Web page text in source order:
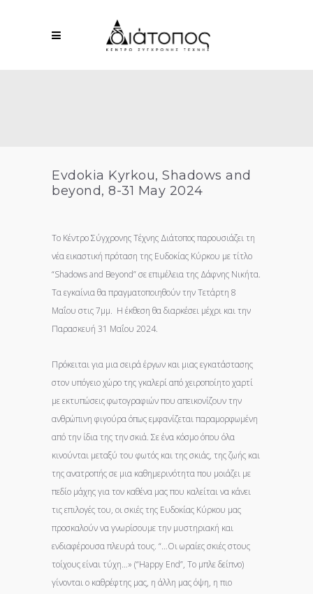
Evdokia Kyrkou, Shadows and
beyond, 8-31 May 2024
Το Κέντρο Σύγχρονης Τέχνης Διάτοπος παρουσιάζει τη
νέα εικαστική πρόταση της Ευδοκίας Κύρκου με τίτλο
“Shadows and Beyond” σε επιμέλεια της Δάφνης Νικήτα.
Τα εγκαίνια θα πραγματοποιηθούν την Τετάρτη 8
Μαΐου στις 7μμ. Η έκθεση θα διαρκέσει μέχρι και την
Παρασκευή 31 Μαΐου 2024.
Πρόκειται για μια σειρά έργων και μιας εγκατάστασης
στον υπόγειο χώρο της γκαλερί από χειροποίητο χαρτί
με εκτυπώσεις φωτογραφιών που απεικονίζουν την
ανθρώπινη φιγούρα όπως εμφανίζεται παραμορφωμένη
από την ίδια της την σκιά. Σε ένα κόσμο όπου όλα
κινούνται μεταξύ του φωτός και της σκιάς, της ζωής και
της ανατροπής σε μια καθημερινότητα που μοιάζει με
πεδίο μάχης για τον καθένα μας που καλείται να κάνει
τις επιλογές του, οι σκιές της Ευδοκίας Κύρκου μας
προσκαλούν να γνωρίσουμε την μυστηριακή και
ενδιαφέρουσα πλευρά τους. “…Οι ωραίες σκιές στους
τοίχους είναι τύχη…» (“Happy End”, Το μπλε δείπνο)
γίνονται ο καθρέφτης μας, η άλλη μας όψη, η πιο